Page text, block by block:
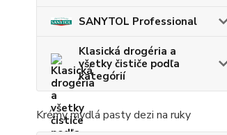
SANYTOL Professional
Klasická drogéria a
všetky čističe podľa
kategórií
Krémy mydlá pasty dezi na ruky